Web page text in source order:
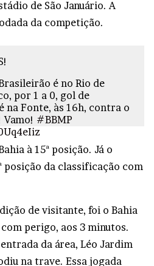
de São Januário. A
da competição.
é no Rio de
por 1 a 0, gol de
na Fonte, às 16h, contra o
#BBMP
(@ecbahia)May 2, 2023
à 15ª posição. Já o
posição da classificação com
de visitante, foi o Bahia
perigo, aos 3 minutos.
da área, Léo Jardim
na trave. Essa jogada